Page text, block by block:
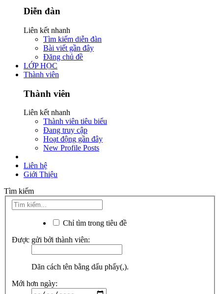
Diễn đàn
Liên kết nhanh
Tìm kiếm diễn đàn
Bài viết gần đây
Đăng chủ đề
LỚP HỌC
Thành viên
Thành viên
Liên kết nhanh
Thành viên tiêu biểu
Đang truy cập
Hoạt động gần đây
New Profile Posts
Liên hệ
Giới Thiệu
Tìm kiếm
Chỉ tìm trong tiêu đề
Được gửi bởi thành viên:
Dãn cách tên bằng dấu phẩy(,).
Mới hơn ngày: